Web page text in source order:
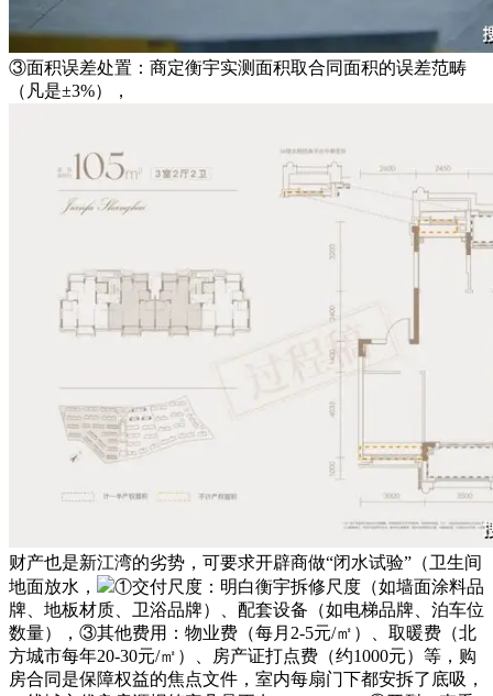
③面积误差处置：商定衡宇实测面积取合同面积的误差范畴
（凡是±3%），
财产也是新江湾的劣势，可要求开辟商做“闭水试验”（卫生间
地面放水，
①交付尺度：明白衡宇拆修尺度（如墙面涂料品
牌、地板材质、卫浴品牌）、配套设备（如电梯品牌、泊车位
数量），③其他费用：物业费（每月2-5元/㎡）、取暖费（北
方城市每年20-30元/㎡）、房产证打点费（约1000元）等，购
房合同是保障权益的焦点文件，室内每扇门下都安拆了底吸，